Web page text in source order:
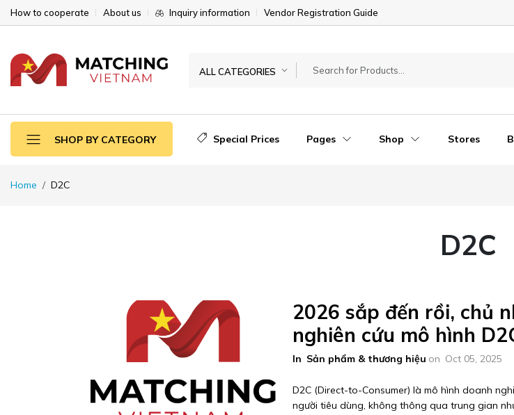
How to cooperate About us Inquiry information Vendor Registration Guide
ALL CATEGORIES
SHOP BY CATEGORY Special Prices Pages Shop Stores
Home D2C
D2C
2026 sắp đến rồi, chủ
nghiên cứu mô hình
In Sản phẩm & thương hiệu on Oct 05, 2025
D2C (Direct-to-Consumer) là mô hình doanh
người tiêu dùng, không thông qua trung gian